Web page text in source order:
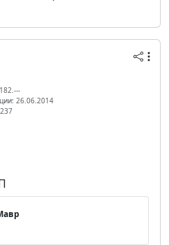
26.06.2014